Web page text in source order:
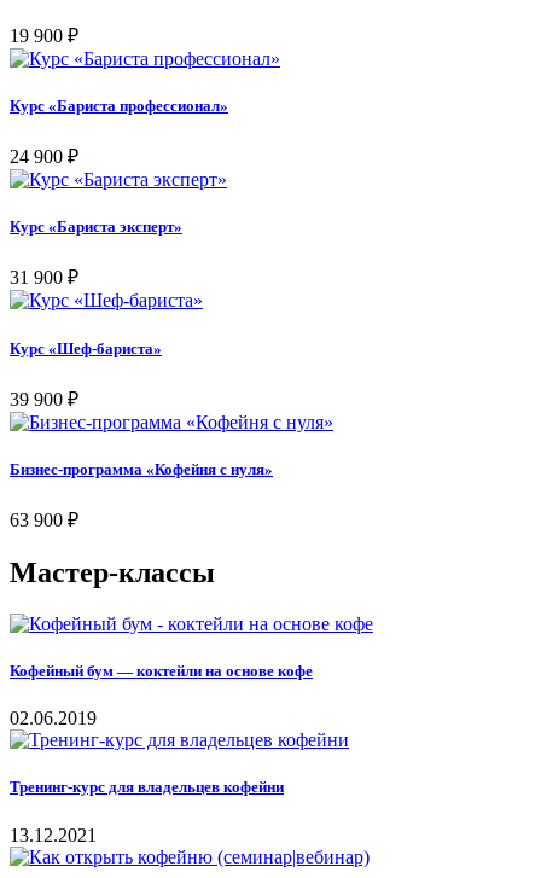
19 900 ₽
Курс «Бариста профессионал»
24 900 ₽
Курс «Бариста эксперт»
31 900 ₽
Курс «Шеф-бариста»
39 900 ₽
Бизнес-программа «Кофейня с нуля»
63 900 ₽
Мастер-классы
Кофейный бум — коктейли на основе кофе
02.06.2019
Тренинг-курс для владельцев кофейни
13.12.2021